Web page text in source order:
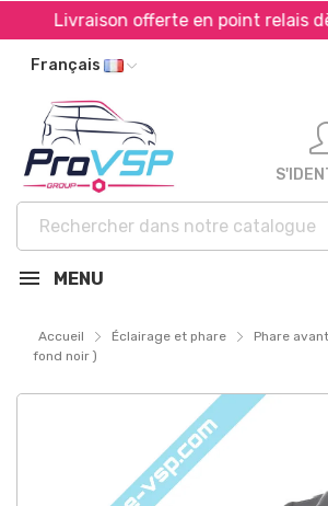
Livraison offerte en point relais dès
Français
MENU
Accueil Éclairage et phare Phare avant
fond noir )